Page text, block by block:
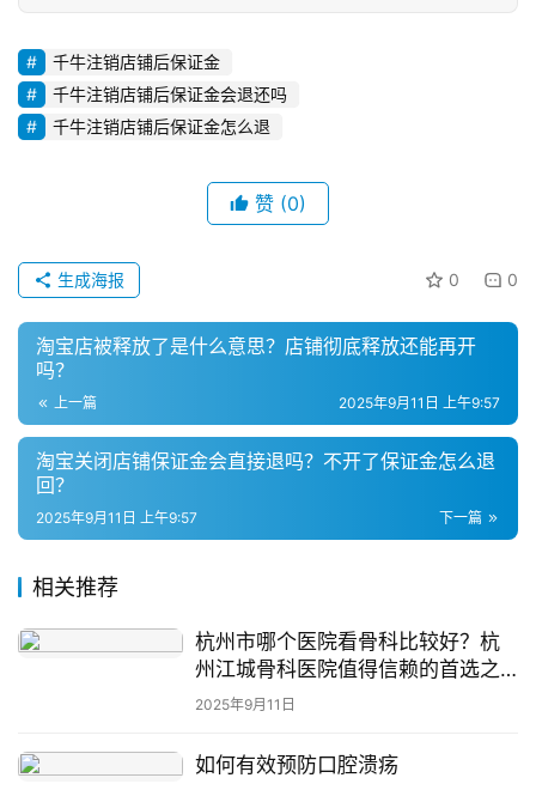
运
营
直
播
引
流
推
广
私
域
社
群
答
社
区
登录
千牛注销店铺后保证金
千牛注销店铺后保证金会退还吗
千牛注销店铺后保证金怎么退
赞 (0)
0 0
生成海报
淘宝店被释放了是什么意思？店铺彻底释放还能再开
吗？
上一篇 2025年9月11日 上午9:57
淘宝关闭店铺保证金会直接退吗？不开了保证金怎么退
回？
下一篇
2025年9月11日 上午9:57
相关推荐
杭州市哪个医院看骨科比较好？杭
州江城骨科医院值得信赖的首选之
地
2025年9月11日
如何有效预防口腔溃疡